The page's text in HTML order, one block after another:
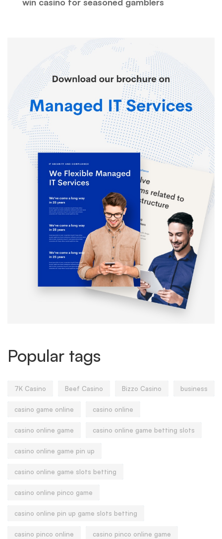
Popular tags
7K Casino Beef Casino Bizzo Casino business
casino game online casino online
casino online game casino online game betting slots
casino online game pin up
casino online game slots betting
casino online pinco game
casino online pin up game slots betting
casino pinco online casino pinco online game